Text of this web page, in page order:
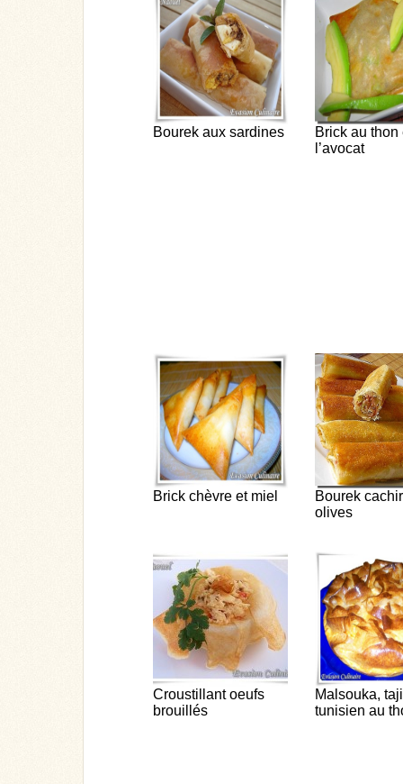
Bourek aux sardines
Brick au thon
l’avocat
Brick chèvre et miel
Bourek
olives
Croustillant oeufs
brouillés
Malsouka,
tunisien au